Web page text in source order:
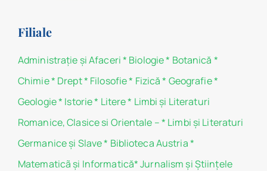
Filiale
Administraţie şi Afaceri* Biologie* Botanică *
Chimie* Drept* Filosofie* Fizică * Geografie*
Geologie* Istorie* Litere* Limbi și Literaturi
Romanice, Clasice si Orientale –* Limbi și Literaturi
Germanice şi Slave* Biblioteca Austria*
Matematicã și Informatică*Jurnalism şi Ştiinţele